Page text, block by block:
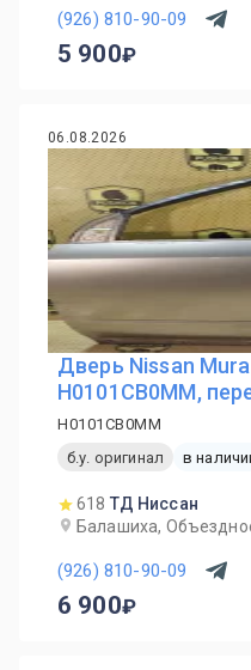
(926) 810-90-09
5 900
06.08.2026
Дверь Nissan
H0101CB0MM,
H0101CB0MM
б.у. оригинал
в
618 ТД Ниссан
Балашиха,
(926) 810-90-09
6 900